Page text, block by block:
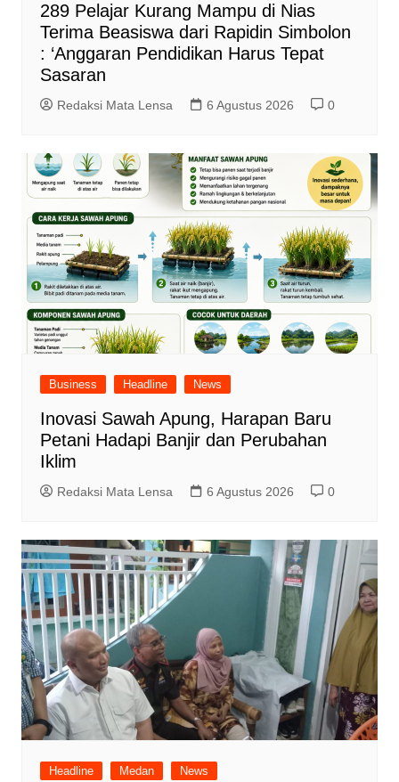
289 Pelajar Kurang Mampu di Nias
Terima Beasiswa dari Rapidin Simbolon
: ‘Anggaran Pendidikan Harus Tepat
Sasaran
Redaksi Mata Lensa 6 Agustus 2026 0
Business Headline News
Inovasi Sawah Apung, Harapan Baru
Petani Hadapi Banjir dan Perubahan
Iklim
Redaksi Mata Lensa 6 Agustus 2026 0
Headline Medan News